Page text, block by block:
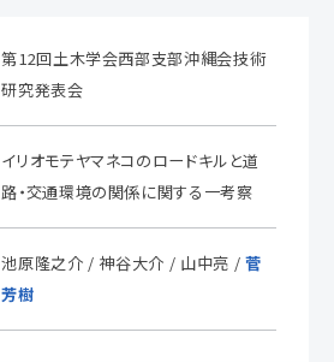
第12回土木学会西部支部沖縄会技術
研究発表会
イリオモテヤマネコのロードキルと道
路・交通環境の関係に関する一考察
池原隆之介 / 神谷大介 / 山中亮 /菅
芳樹